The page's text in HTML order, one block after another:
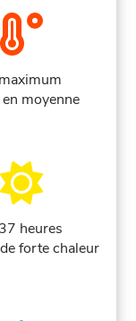
moyenne
heures
forte chaleur